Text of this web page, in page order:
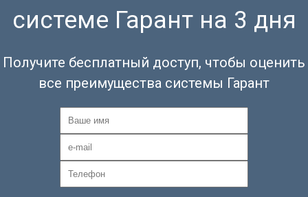
системе Гарант на 3 дня
Получите бесплатный доступ, чтобы оценить
все преимущества системы Гарант